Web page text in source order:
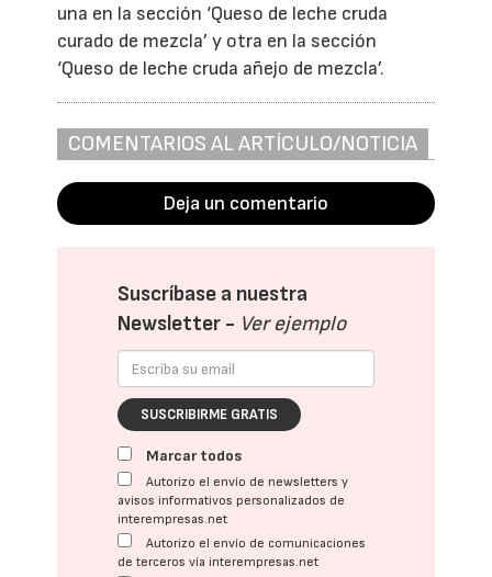
una en la sección ‘Queso de leche cruda
curado de mezcla’ y otra en la sección
‘Queso de leche cruda añejo de mezcla’.
COMENTARIOS AL ARTÍCULO/NOTICIA
Deja un comentario
Suscríbase a nuestra
Newsletter - Ver ejemplo
SUSCRIBIRME GRATIS
Marcar todos
Autorizo el envío de newsletters y
avisos informativos personalizados de
interempresas.net
Autorizo el envío de comunicaciones
de terceros vía interempresas.net